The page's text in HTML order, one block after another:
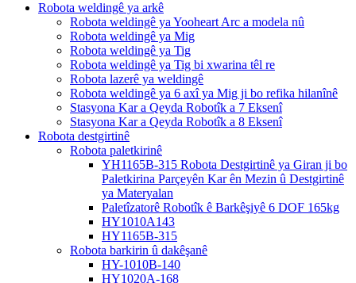
Robota weldingê ya arkê
Robota weldingê ya Yooheart Arc a modela nû
Robota weldingê ya Mig
Robota weldingê ya Tig
Robota weldingê ya Tig bi xwarina têl re
Robota lazerê ya weldingê
Robota weldingê ya 6 axî ya Mig ji bo refika hilanînê
Stasyona Kar a Qeyda Robotîk a 7 Eksenî
Stasyona Kar a Qeyda Robotîk a 8 Eksenî
Robota destgirtinê
Robota paletkirinê
YH1165B-315 Robota Destgirtinê ya Giran ji bo
Paletkirina Parçeyên Kar ên Mezin û Destgirtinê
ya Materyalan
Paletîzatorê Robotîk ê Barkêşiyê 6 DOF 165kg
HY1010A143
HY1165B-315
Robota barkirin û dakêşanê
HY-1010B-140
HY1020A-168